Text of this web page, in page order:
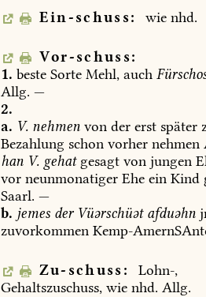
Ein-schuss: wie nhd.
Vor-schuss:
1. beste Sorte Mehl, auch
Allg. —
2.
a. V. nehmen von der erst später
Bezahlung schon vorher nehmen
han V. gehatgesagt von jungen
vor neunmonatiger Ehe ein Kind
Saarl. —
b. jemes derVüərschüətafduəhn
zuvorkommen Kemp-
Zu-schuss:
Lohn-,
Gehaltszuschuss, wie nhd. Allg.